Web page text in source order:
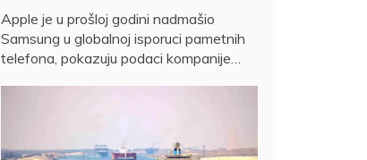
Apple je u prošloj godini nadmašio
Samsung u globalnoj isporuci pametnih
telefona, pokazuju podaci kompanije…